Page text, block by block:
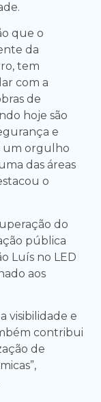
que o
da
tem
com a
de
hoje são
e
um orgulho
das áreas
o
do
pública
Luís no LED
aos
visibilidade e
contribui
de